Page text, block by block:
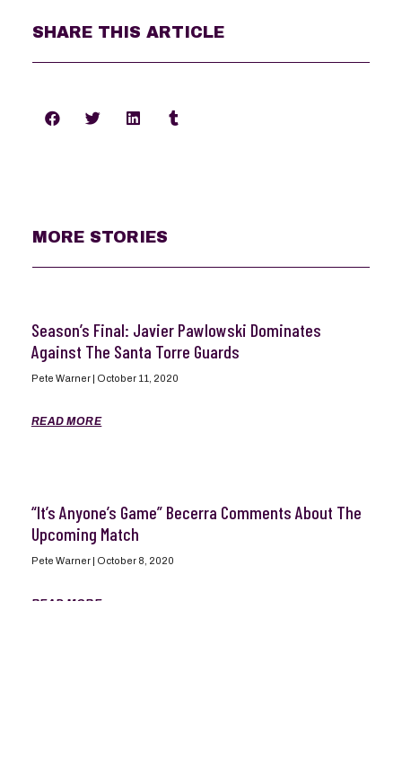
SHARE THIS ARTICLE
MORE STORIES
Season’s Final: Javier Pawlowski Dominates
Against The Santa Torre Guards
Pete Warner October 11, 2020
READ MORE
“It’s Anyone’s Game” Becerra Comments About The
Upcoming Match
Pete Warner October 8, 2020
READ MORE